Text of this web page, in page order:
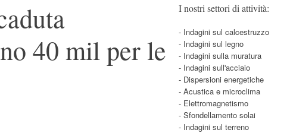
40 mil per le
I nostri settori di attività:
- Indagini sul calcestruzzo
- Indagini sul legno
- Indagini sulla muratura
- Indagini sull'acciaio
- Dispersioni energetiche
- Acustica e microclima
- Elettromagnetismo
- Sfondellamento solai
- Indagini sul terreno